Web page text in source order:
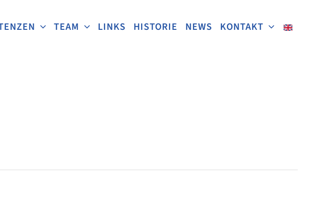
TEAM LINKS HISTORIE NEWS KONTAKT